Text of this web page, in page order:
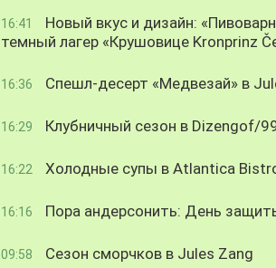
16:41
Новый вкус и дизайн:
темный лагер «Крушовице Kronprinz
16:36 Спешл-десерт «Медвезай» в
16:29 Клубничный сезон в Dizengof/
16:22 Холодные супы в Atlantica
16:16 Пора андерсонить: День
09:58 Сезон сморчков в Jules Zang